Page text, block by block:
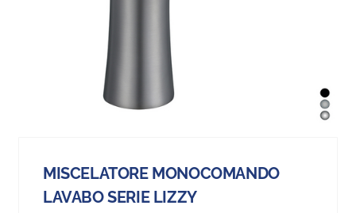
MISCELATORE MONOCOMANDO
LAVABO SERIE LIZZY